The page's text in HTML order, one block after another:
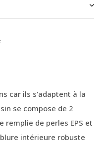
car ils s'adaptent à la
se compose de 2
remplie de perles EPS et
intérieure robuste